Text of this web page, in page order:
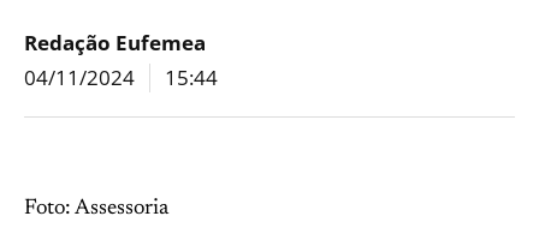
Redação Eufemea
04/11/2024
15:44
Foto: Assessoria